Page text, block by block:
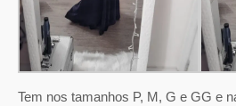
Tem nos tamanhos P, M, G e GG e